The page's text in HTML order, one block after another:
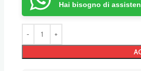
Hai bisogno di